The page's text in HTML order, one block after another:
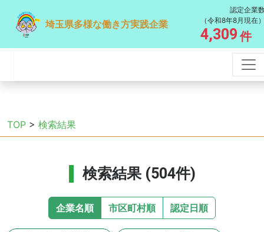
埼玉県多様な働き方実践企業
認定企業
（令和8年8月現在
4,309 件
TOP > 検索結果
検索結果 (504件)
企業名順 市区町村順 認定日順